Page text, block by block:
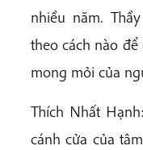
nhiều năm.
theo cách nào
mong mỏi của
Thích Nhất
cánh cửa của